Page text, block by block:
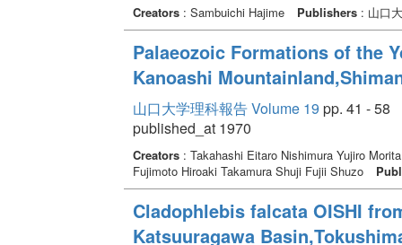
Creators: Sambuichi Hajime Publishers: 山口
Palaeozoic Formations of the
Kanoashi
山口大学理科報告 Volume 19 pp. 41 - 58
published_at 1970
Creators: Takahashi Eitaro Nishimura Yujiro
Fujimoto Hiroaki Takamura Shuji Fujii Shuzo
Cladophlebis falcata OISHI
Katsuuragawa